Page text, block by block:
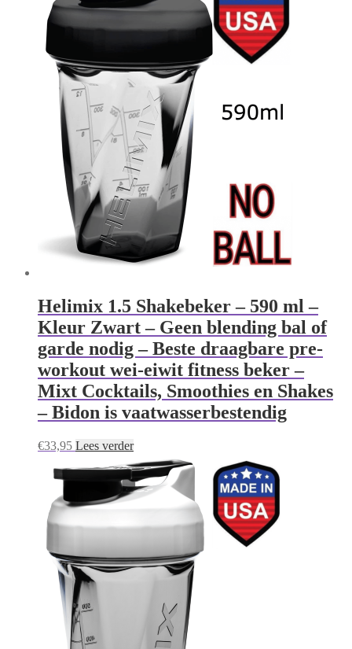
Helimix 1.5 Shakebeker – 590 ml –
Kleur Zwart – Geen blending bal of
garde nodig – Beste draagbare pre-
workout wei-eiwit fitness beker –
Mixt Cocktails, Smoothies en Shakes
– Bidon is vaatwasserbestendig
€33,95 Lees verder